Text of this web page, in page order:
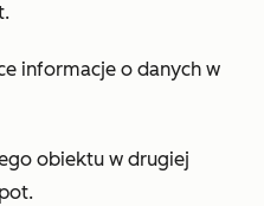
informacje o danych w
obiektu w drugiej